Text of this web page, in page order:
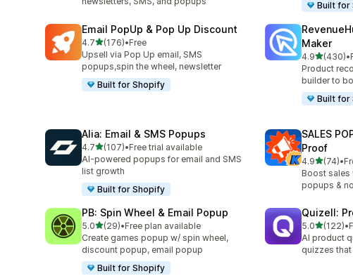
Built for
Email PopUp & Pop Up Discount
4.75つ星中
(176)
合計レビュー数：176件
•Free
Upsell via Pop Up email, SMS
popups,spin the wheel, newsletter
Built for Shopify
Maker
4.95つ星中
(430)
合計レビュ•
Product
builder to
Built for
Alia: Email & SMS Popups
4.75つ星中
(107)
合計レビュー数：107件
•Free trial available
AI-powered popups for email and SMS
list growth
Built for Shopify
SALES
Proof
4.95つ星中
(74)
合計レビュー
•
Boost sales
popups &
PB: Spin Wheel & Email Popup
5.05つ星中
(29)
合計レビュー数：29件
•Free plan available
Create games popup w/ spin wheel,
discount popup, email popup
Built for Shopify
Quizell:
5.05つ星中
(122)
合計レビュ•
AI product
quizzes